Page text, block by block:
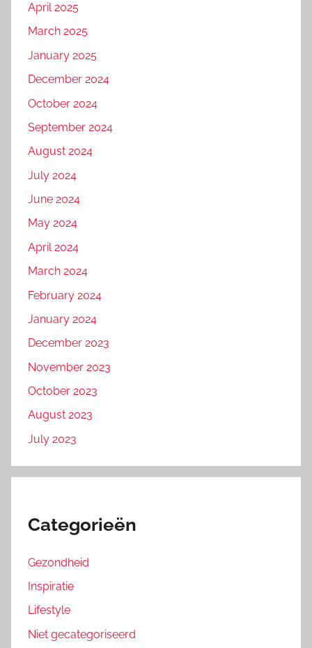
April 2025
March 2025
January 2025
December 2024
October 2024
September 2024
August 2024
July 2024
June 2024
May 2024
April 2024
March 2024
February 2024
January 2024
December 2023
November 2023
October 2023
August 2023
July 2023
Categorieën
Gezondheid
Inspiratie
Lifestyle
Niet gecategoriseerd